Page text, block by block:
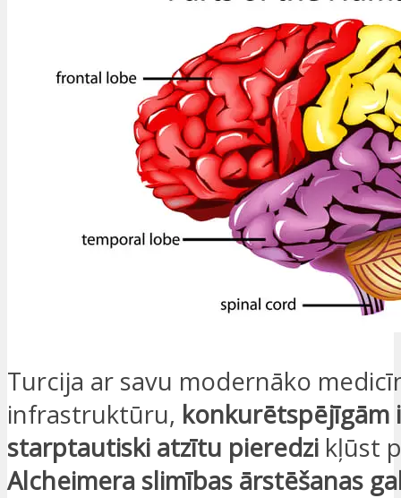
Turcija ar savu modernāko
infrastruktūru, konkurētspējīgām
starptautiski atzītu pieredzi kļūst
Alcheimera slimības ārstēšanas